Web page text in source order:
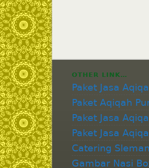
OTHER LINK…
Paket Jasa
Paket Aqiqah
Paket Jasa
Paket Jasa
Catering Sleman
Gambar Nasi